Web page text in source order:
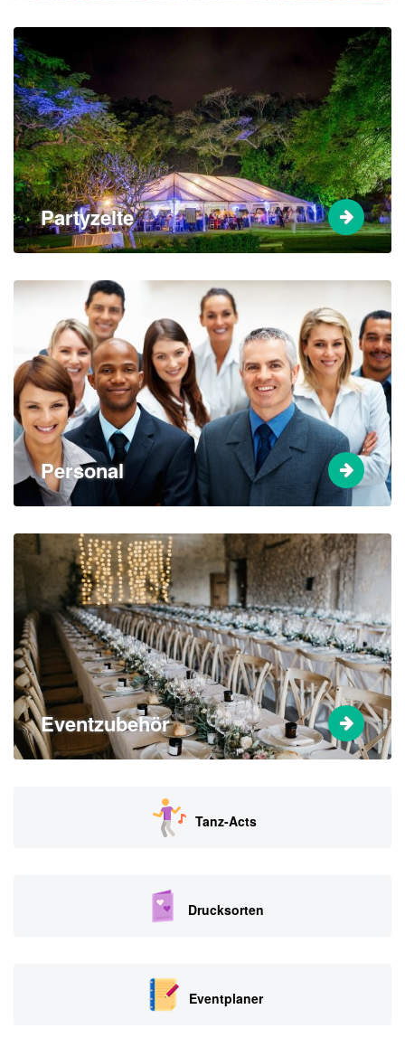
Partyzelte
Personal
Eventzubehör
Tanz-Acts
Drucksorten
Eventplaner